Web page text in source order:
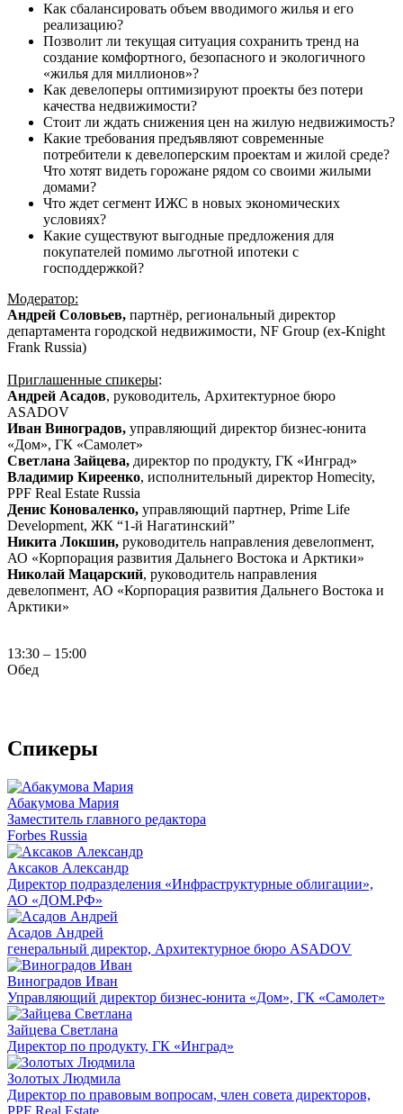
Как сбалансировать объем вводимого жилья и его
реализацию?
Позволит ли текущая ситуация сохранить тренд на
создание комфортного, безопасного и экологичного
«жилья для миллионов»?
Как девелоперы оптимизируют проекты без потери
качества недвижимости?
Стоит ли ждать снижения цен на жилую недвижимость?
Какие требования предъявляют современные
потребители к девелоперским проектам и жилой среде?
Что хотят видеть горожане рядом со своими жилыми
домами?
Что ждет сегмент ИЖС в новых экономических
условиях?
Какие существуют выгодные предложения для
покупателей помимо льготной ипотеки с
господдержкой?
Модератор:
Андрей Соловьев, партнёр, региональный директор
департамента городской недвижимости, NF Group (ex-Knight
Frank Russia)
Приглашенные спикеры:
Андрей Асадов, руководитель, Архитектурное бюро
ASADOV
Иван Виноградов, управляющий директор бизнес-юнита
«Дом», ГК «Самолет»
Светлана Зайцева, директор по продукту, ГК «Инград»
Владимир Киреенко, исполнительный директор Homecity,
PPF Real Estate Russia
Денис Коноваленко, управляющий партнер, Prime Life
Development, ЖК “1-й Нагатинский”
Никита Локшин, руководитель направления девелопмент,
АО «Корпорация развития Дальнего Востока и Арктики»
Николай Мацарский, руководитель направления
девелопмент, АО «Корпорация развития Дальнего Востока и
Арктики»
13:30 – 15:00
Обед
Спикеры
Абакумова Мария
Заместитель главного редактора
Forbes Russia
Аксаков Александр
Директор подразделения «Инфраструктурные облигации»,
АО «ДОМ.РФ»
Асадов Андрей
генеральный директор, Архитектурное бюро ASADOV
Виноградов Иван
Управляющий директор бизнес-юнита «Дом», ГК «Самолет»
Зайцева Светлана
Директор по продукту, ГК «Инград»
Золотых Людмила
Директор по правовым вопросам, член совета директоров,
PPF Real Estate